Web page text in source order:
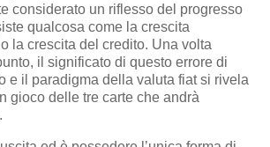
considerato un riflesso del progresso
qualcosa come la crescita
la crescita del credito. Una volta
il significato di questo errore di
e il paradigma della valuta fiat si rivela
gioco delle tre carte che andrà